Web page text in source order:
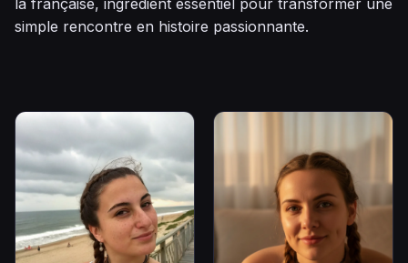
simple rencontre en histoire passionnante.